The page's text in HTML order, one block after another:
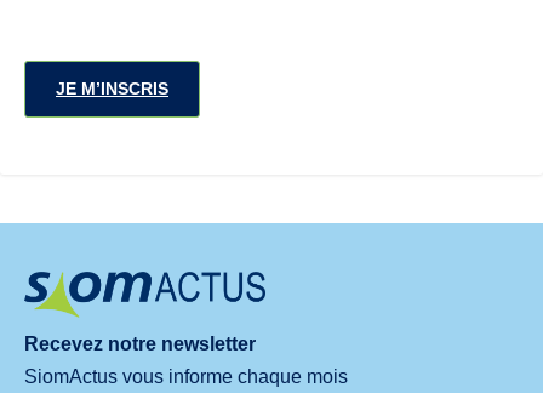
JE M’INSCRIS
Recevez notre newsletter
SiomActus vous informe chaque mois